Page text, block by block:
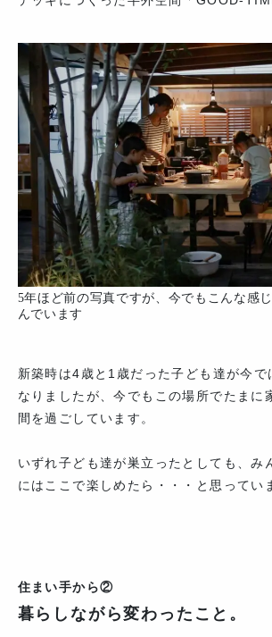
5年ほど前の写真ですが、今でもこんな感
んでいます
新築時は4歳と1歳だった子ども達が今で
なりましたが、今でもこの場所でたまに
間を過ごしています。
いずれ子ども達が巣立ったとしても、み
にはここで楽しめたら・・・と思ってい
住まい手から②
暮らしながら変わったこと。